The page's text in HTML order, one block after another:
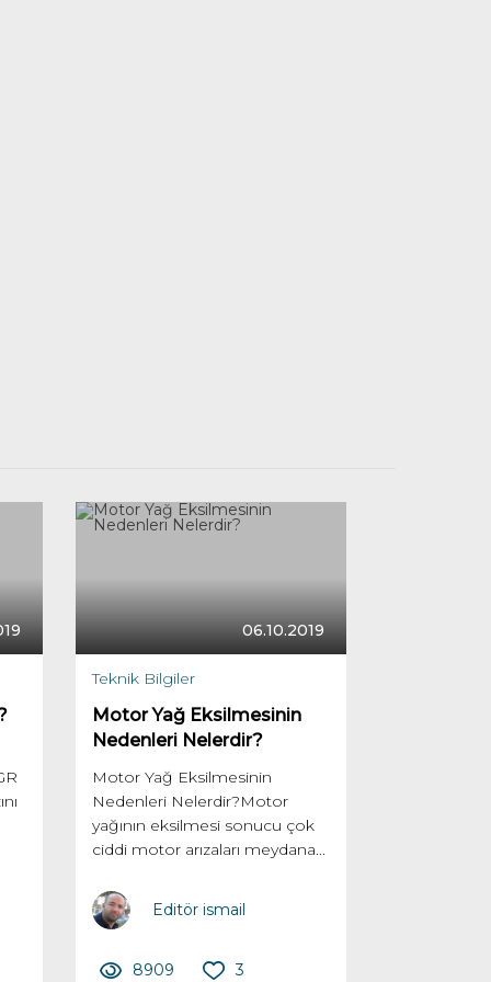
06.10.2019
Teknik Bilgiler
Motor Yağ Eksilmesinin
Nedenleri Nelerdir?
Motor Yağ Eksilmesinin
Nedenleri Nelerdir?Motor
yağının eksilmesi sonucu çok
ciddi motor arızaları meydana...
Editör ismail
8909 3